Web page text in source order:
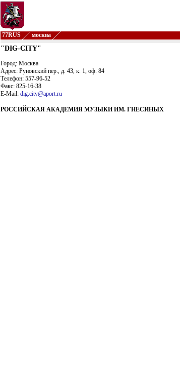
77RUS москва
"DIG-CITY"
Город: Москва
Адрес: Руновский пер., д. 43, к. 1, оф. 84
Телефон: 557-96-52
Факс: 825-16-38
E-Mail: dig.city@aport.ru
РОССИЙСКАЯ АКАДЕМИЯ МУЗЫКИ ИМ. ГНЕСИНЫХ